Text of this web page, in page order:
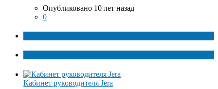
Опубликовано 10 лет назад
0
Кабинет руководителя Jera